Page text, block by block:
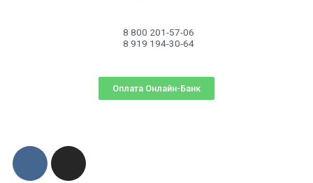
8 800 201-57-06
8 919 194-30-64
Оплата Онлайн-Банк